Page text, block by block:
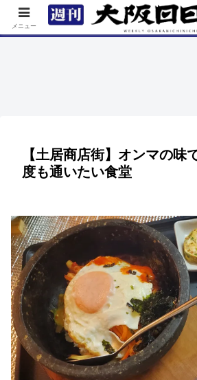
TOP 特集 ニュース 連載
【土居商店街】オンマの
度も通いたい食堂
メニュー